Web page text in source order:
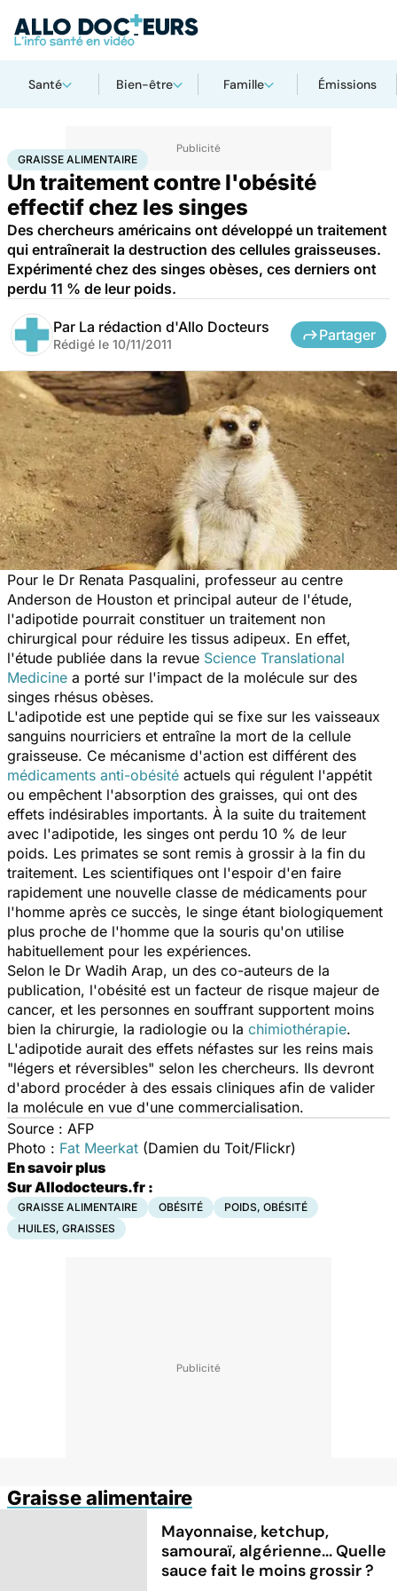
Santé Bien-être Famille Émissions
AccueilSanté MaladiesGraisse alimentaire
GRAISSE ALIMENTAIRE
Un traitement contre l'obésité
effectif chez les singes
Des chercheurs américains ont développé un traitement
qui entraînerait la destruction des cellules graisseuses.
Expérimenté chez des singes obèses, ces derniers ont
perdu 11 % de leur poids.
Par La rédaction d'Allo Docteurs
Rédigé le 10/11/2011
Partager
Pour le Dr Renata Pasqualini, professeur au centre
Anderson de Houston et principal auteur de l'étude,
l'adipotide pourrait constituer un traitement non
chirurgical pour réduire les tissus adipeux. En effet,
l'étude publiée dans la revue Science Translational
Medicine a porté sur l'impact de la molécule sur des
singes rhésus obèses.
L'adipotide est une peptide qui se fixe sur les vaisseaux
sanguins nourriciers et entraîne la mort de la cellule
graisseuse. Ce mécanisme d'action est différent des
médicaments anti-obésité actuels qui régulent l'appétit
ou empêchent l'absorption des graisses, qui ont des
effets indésirables importants. À la suite du traitement
avec l'adipotide, les singes ont perdu 10 % de leur
poids. Les primates se sont remis à grossir à la fin du
traitement. Les scientifiques ont l'espoir d'en faire
rapidement une nouvelle classe de médicaments pour
l'homme après ce succès, le singe étant biologiquement
plus proche de l'homme que la souris qu'on utilise
habituellement pour les expériences.
Selon le Dr Wadih Arap, un des co-auteurs de la
publication, l'obésité est un facteur de risque majeur de
cancer, et les personnes en souffrant supportent moins
bien la chirurgie, la radiologie ou la chimiothérapie.
L'adipotide aurait des effets néfastes sur les reins mais
"légers et réversibles" selon les chercheurs. Ils devront
d'abord procéder à des essais cliniques afin de valider
la molécule en vue d'une commercialisation.
Source : AFP
Photo : Fat Meerkat (Damien du Toit/Flickr)
En savoir plus
Sur Allodocteurs.fr :
GRAISSE ALIMENTAIRE OBÉSITÉ
POIDS, OBÉSITÉ
HUILES, GRAISSES
Graisse alimentaire
Mayonnaise, ketchup,
samouraï, algérienne... Quelle
sauce fait le moins grossir ?